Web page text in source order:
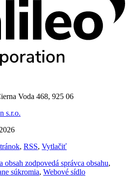
Voda 468, 925 06
s.r.o.
, RSS, Vytlačiť
obsah zodpovedá správca obsahu,
súkromia, Webové sídlo